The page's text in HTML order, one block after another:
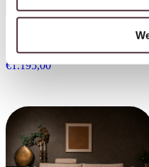
UrbanSofa Bankstel Brandon
€1.195,00